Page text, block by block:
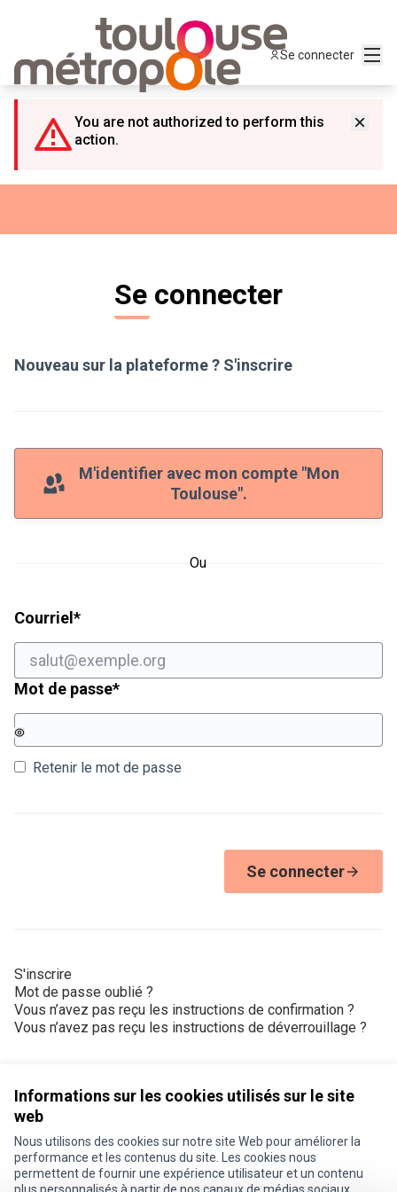
Informations sur les cookies utilisés sur le site
web
Nous utilisons des cookies sur notre site Web pour améliorer la
performance et les contenus du site. Les cookies nous
permettent de fournir une expérience utilisateur et un contenu
Se connecter
You are not authorized to perform this
action.
Se connecter
Nouveau sur la plateforme ? S'inscrire
M'identifier avec mon compte "Mon
Toulouse".
Ou
Courriel *Champ obligatoire
Mot de passe*Champ obligatoire
Retenir le mot de passe
Se connecter
S'inscrire
Mot de passe oublié ?
Vous n’avez pas reçu les instructions de confirmation ?
Vous n’avez pas reçu les instructions de déverrouillage ?
Conditions d'utilisation
Paramètres des cookies
Je participe ! sur X
Je participe ! sur Facebook
Je participe ! sur Instagram